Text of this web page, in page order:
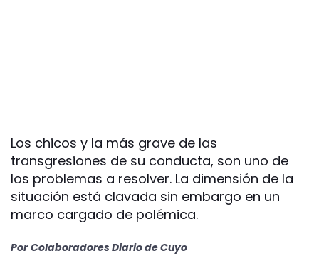
Los chicos y la más grave de las
transgresiones de su conducta, son uno de
los problemas a resolver. La dimensión de la
situación está clavada sin embargo en un
marco cargado de polémica.
Por Colaboradores Diario de Cuyo